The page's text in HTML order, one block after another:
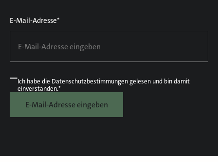
E-Mail-Adresse*
Ich habe die Datenschutzbestimmungengelesen und bin damit
einverstanden.*
E-Mail-Adresse eingeben